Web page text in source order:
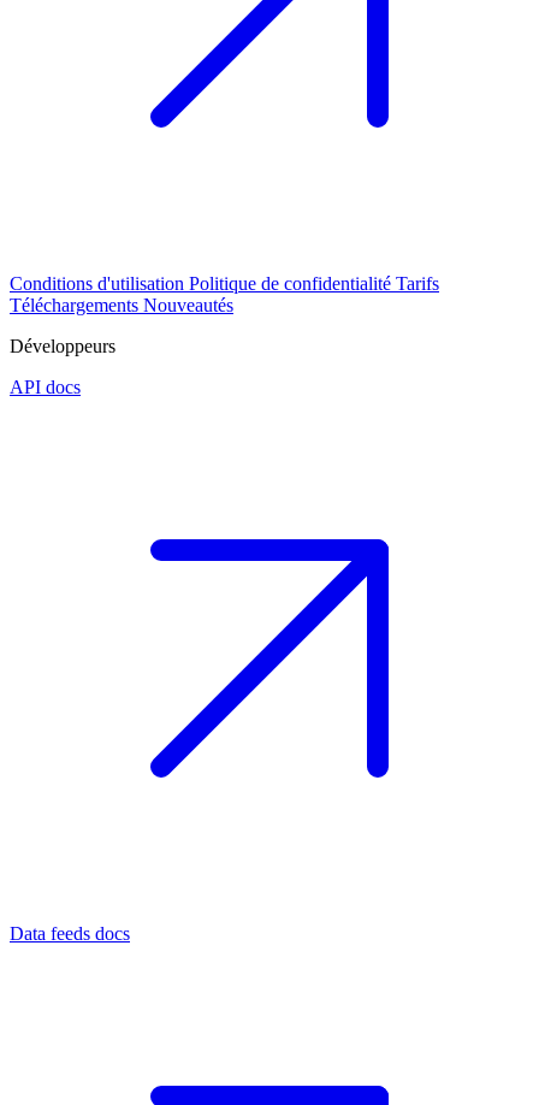
Conditions d'utilisation Politique de confidentialité Tarifs
Téléchargements Nouveautés
Développeurs
API docs
Data feeds docs